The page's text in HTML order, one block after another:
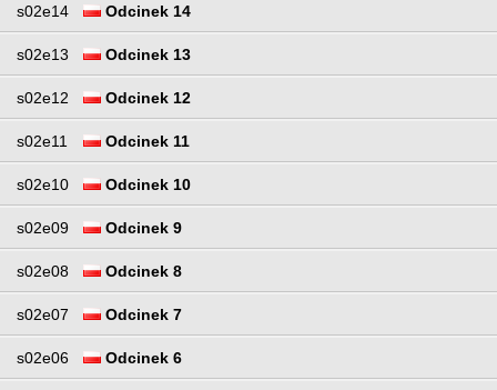
s02e14 Odcinek 14
s02e13 Odcinek 13
s02e12 Odcinek 12
s02e11 Odcinek 11
s02e10 Odcinek 10
s02e09 Odcinek 9
s02e08 Odcinek 8
s02e07 Odcinek 7
s02e06 Odcinek 6